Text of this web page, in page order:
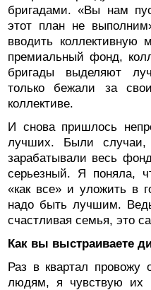
бригадами. «Вы нам
этот план не
вводить коллектив­ную
премиальный фонд,
бригады выделяют
только бежали за
коллективе.
И снова пришлось
лучших. Были случаи,
зарабатывали весь
серьезный. Я поняла,
«как все» и уложить в
надо быть лучшим.
счастливая семья, это
Как вы выстраиваете
Раз в квартал провожу
людям, я чувствую их